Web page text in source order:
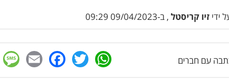
ידי זיו קריסטל , ב-09/04/2023 09:29
עם חברים WhatsApp
Twitter